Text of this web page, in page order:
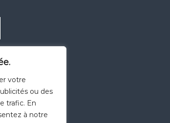
votre
ou des
trafic. En
à notre